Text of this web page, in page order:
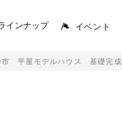
インナップ イベント
市 平屋モデルハウス 基礎完成